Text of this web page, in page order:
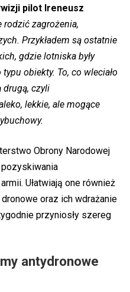
pilot Ireneusz
rodzić zagrożenia,
Przykładem są ostatnie
gdzie lotniska były
obiekty. To, co wleciało
drugą, czyli
lekkie, ale mogące
Obrony Narodowej
Ułatwiają one również
oraz ich wdrażanie
przyniosły szereg
antydronowe